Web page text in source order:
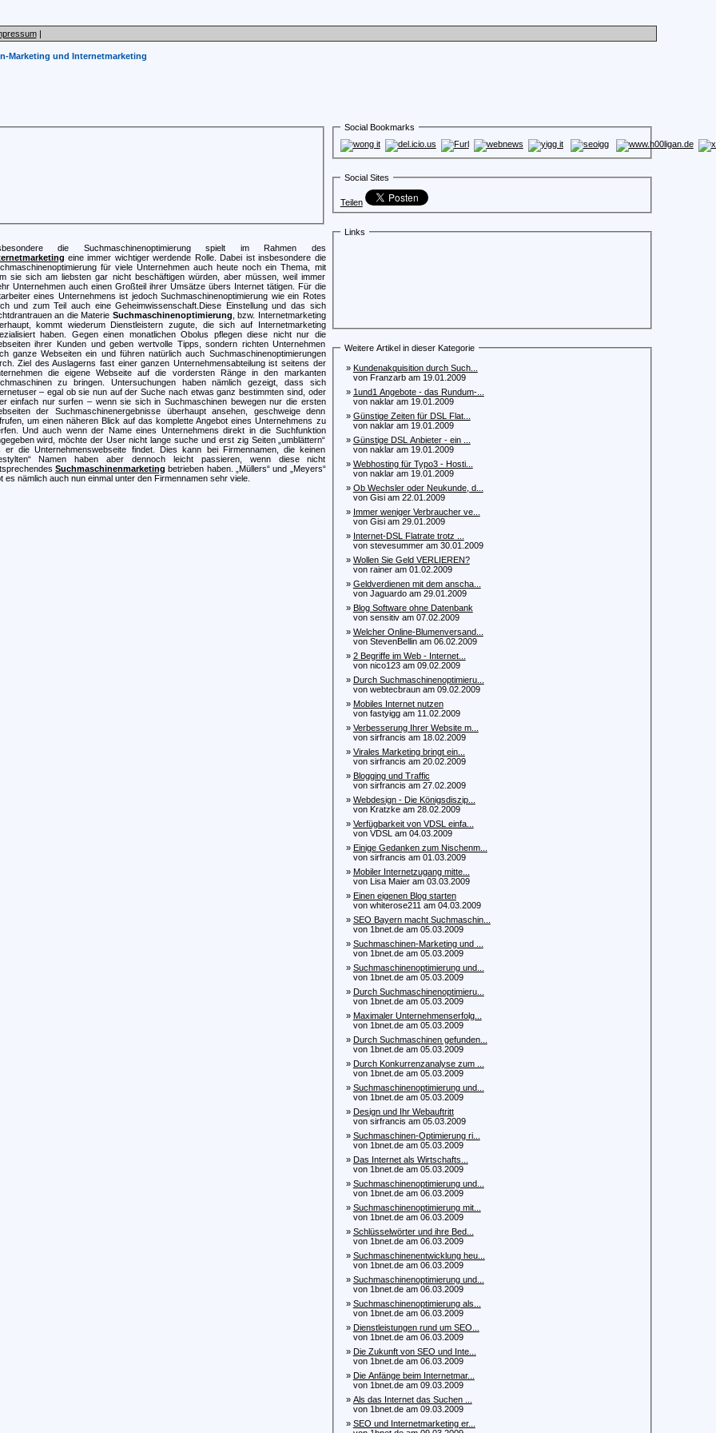
|
Marketing und Internetmarketing
die Suchmaschinenoptimierung spielt im Rahmen des
eine immer wichtiger werdende Rolle. Dabei ist insbesondere die
für viele Unternehmen auch heute noch ein Thema, mit
sie sich am liebsten gar nicht beschäftigen würden, aber müssen, weil immer
Unternehmen auch einen Großteil ihrer Umsätze übers Internet tätigen. Für die
eines Unternehmens ist jedoch Suchmaschinenoptimierung wie ein Rotes
und zum Teil auch eine Geheimwissenschaft.Diese Einstellung und das sich
an die Materie Suchmaschinenoptimierung , bzw. Internetmarketing
kommt wiederum Dienstleistern zugute, die sich auf Internetmarketing
haben. Gegen einen monatlichen Obolus pflegen diese nicht nur die
ihrer Kunden und geben wertvolle Tipps, sondern richten Unternehmen
ganze Webseiten ein und führen natürlich auch Suchmaschinenoptimierungen
Ziel des Auslagerns fast einer ganzen Unternehmensabteilung ist seitens der
die eigene Webseite auf die vordersten Ränge in den markanten
zu bringen. Untersuchungen haben nämlich gezeigt, dass sich
– egal ob sie nun auf der Suche nach etwas ganz bestimmten sind, oder
einfach nur surfen – wenn sie sich in Suchmaschinen bewegen nur die ersten
der Suchmaschinenergebnisse überhaupt ansehen, geschweige denn
um einen näheren Blick auf das komplette Angebot eines Unternehmens zu
Und auch wenn der Name eines Unternehmens direkt in die Suchfunktion
wird, möchte der User nicht lange suche und erst zig Seiten „umblättern“
er die Unternehmenswebseite findet. Dies kann bei Firmennamen, die keinen
Namen haben aber dennoch leicht passieren, wenn diese nicht
Suchmaschinenmarketing betrieben haben. „Müllers“ und „Meyers“
es nämlich auch nun einmal unter den Firmennamen sehr viele.
Social Bookmarks
Social Sites
Teilen
Links
Weitere Artikel in dieser Kategorie
» Kundenakquisition durch Such...
von Franzarb am 19.01.2009
» 1und1 Angebote - das Rundum-...
von naklar am 19.01.2009
» Günstige Zeiten für DSL Flat...
von naklar am 19.01.2009
» Günstige DSL Anbieter - ein ...
von naklar am 19.01.2009
» Webhosting für Typo3 - Hosti...
von naklar am 19.01.2009
» Ob Wechsler oder Neukunde, d...
von Gisi am 22.01.2009
» Immer weniger Verbraucher ve...
von Gisi am 29.01.2009
» Internet-DSL Flatrate trotz ...
von stevesummer am 30.01.2009
» Wollen Sie Geld VERLIEREN?
von rainer am 01.02.2009
» Geldverdienen mit dem anscha...
von Jaguardo am 29.01.2009
» Blog Software ohne Datenbank
von sensitiv am 07.02.2009
» Welcher Online-Blumenversand...
von StevenBellin am 06.02.2009
» 2 Begriffe im Web - Internet...
von nico123 am 09.02.2009
» Durch Suchmaschinenoptimieru...
von webtecbraun am 09.02.2009
» Mobiles Internet nutzen
von fastyigg am 11.02.2009
» Verbesserung Ihrer Website m...
von sirfrancis am 18.02.2009
» Virales Marketing bringt ein...
von sirfrancis am 20.02.2009
» Blogging und Traffic
von sirfrancis am 27.02.2009
» Webdesign - Die Königsdiszip...
von Kratzke am 28.02.2009
» Verfügbarkeit von VDSL einfa...
von VDSL am 04.03.2009
» Einige Gedanken zum Nischenm...
von sirfrancis am 01.03.2009
» Mobiler Internetzugang mitte...
von Lisa Maier am 03.03.2009
» Einen eigenen Blog starten
von whiterose211 am 04.03.2009
» SEO Bayern macht Suchmaschin...
von 1bnet.de am 05.03.2009
» Suchmaschinen-Marketing und ...
von 1bnet.de am 05.03.2009
» Suchmaschinenoptimierung und...
von 1bnet.de am 05.03.2009
» Durch Suchmaschinenoptimieru...
von 1bnet.de am 05.03.2009
» Maximaler Unternehmenserfolg...
von 1bnet.de am 05.03.2009
» Durch Suchmaschinen gefunden...
von 1bnet.de am 05.03.2009
» Durch Konkurrenzanalyse zum ...
von 1bnet.de am 05.03.2009
» Suchmaschinenoptimierung und...
von 1bnet.de am 05.03.2009
» Design und Ihr Webauftritt
von sirfrancis am 05.03.2009
» Suchmaschinen-Optimierung ri...
von 1bnet.de am 05.03.2009
» Das Internet als Wirtschafts...
von 1bnet.de am 05.03.2009
» Suchmaschinenoptimierung und...
von 1bnet.de am 06.03.2009
» Suchmaschinenoptimierung mit...
von 1bnet.de am 06.03.2009
» Schlüsselwörter und ihre Bed...
von 1bnet.de am 06.03.2009
» Suchmaschinenentwicklung heu...
von 1bnet.de am 06.03.2009
» Suchmaschinenoptimierung und...
von 1bnet.de am 06.03.2009
» Suchmaschinenoptimierung als...
von 1bnet.de am 06.03.2009
» Dienstleistungen rund um SEO...
von 1bnet.de am 06.03.2009
» Die Zukunft von SEO und Inte...
von 1bnet.de am 06.03.2009
» Die Anfänge beim Internetmar...
von 1bnet.de am 09.03.2009
» Als das Internet das Suchen ...
von 1bnet.de am 09.03.2009
» SEO und Internetmarketing er...